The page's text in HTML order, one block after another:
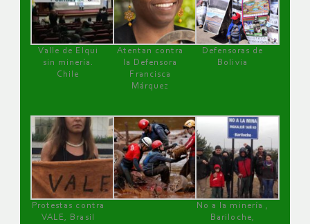
Valle de Elqui
sin minería.
Chile
Atentan contra
la Defensora
Francisca
Márquez
Defensoras de
Bolivia
Protestas contra
VALE, Brasil
No a la minería ,
Bariloche,